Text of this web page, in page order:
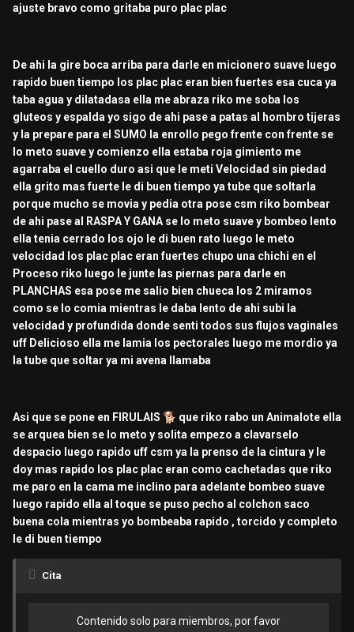
ajuste bravo como gritaba puro plac plac
De ahi la gire boca arriba para darle en micionero suave luego
rapido buen tiempo los plac plac eran bien fuertes esa cuca ya
taba agua y dilatadasa ella me abraza riko me soba los
gluteos y espalda yo sigo de ahi pase a patas al hombro tijeras
y la prepare para el SUMO la enrollo pego frente con frente se
lo meto suave y comienzo ella estaba roja gimiento me
agarraba el cuello duro asi que le meti Velocidad sin piedad
ella grito mas fuerte le di buen tiempo ya tube que soltarla
porque mucho se movia y pedia otra pose csm riko bombear
de ahi pase al RASPA Y GANA se lo meto suave y bombeo lento
ella tenia cerrado los ojo le di buen rato luego le meto
velocidad los plac plac eran fuertes chupo una chichi en el
Proceso riko luego le junte las piernas para darle en
PLANCHAS esa pose me salio bien chueca los 2 miramos
como se lo comia mientras le daba lento de ahi subi la
velocidad y profundida donde senti todos sus flujos vaginales
uff Delicioso ella me lamia los pectorales luego me mordio ya
la tube que soltar ya mi avena llamaba
Asi que se pone en FIRULAIS 🐕 que riko rabo un Animalote ella
se arquea bien se lo meto y solita empezo a clavarselo
despacio luego rapido uff csm ya la prenso de la cintura y le
doy mas rapido los plac plac eran como cachetadas que riko
me paro en la cama me inclino para adelante bombeo suave
luego rapido ella al toque se puso pecho al colchon saco
buena cola mientras yo bombeaba rapido , torcido y completo
le di buen tiempo
Cita
Contenido solo para miembros, por favor